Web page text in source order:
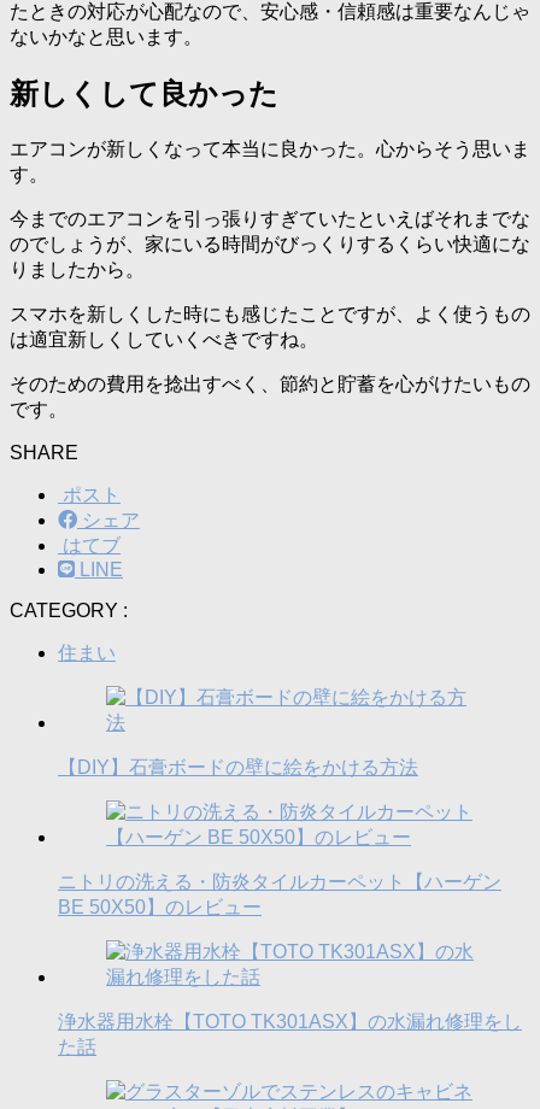
たときの対応が心配なので、安心感・信頼感は重要なんじゃ
ないかなと思います。
新しくして良かった
エアコンが新しくなって本当に良かった。心からそう思いま
す。
今までのエアコンを引っ張りすぎていたといえばそれまでな
のでしょうが、家にいる時間がびっくりするくらい快適にな
りましたから。
スマホを新しくした時にも感じたことですが、よく使うもの
は適宜新しくしていくべきですね。
そのための費用を捻出すべく、節約と貯蓄を心がけたいもの
です。
SHARE
ポスト
シェア
はてブ
LINE
CATEGORY :
住まい
【DIY】石膏ボードの壁に絵をかける方法
ニトリの洗える・防炎タイルカーペット【ハーゲン
BE 50X50】のレビュー
浄水器用水栓【TOTO TK301ASX】の水漏れ修理をし
た話